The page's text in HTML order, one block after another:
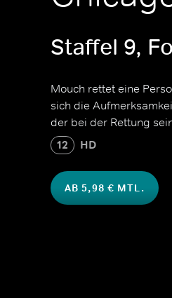
Staffel 9,
Mouch rettet eine
sich die
der bei der Rettung
12 HD
AB 5,98 € MTL.